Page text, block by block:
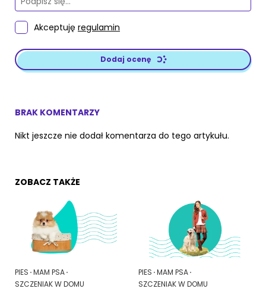
Akceptuję regulamin
Dodaj ocenę
BRAK KOMENTARZY
Nikt jeszcze nie dodał komentarza do tego artykułu.
ZOBACZ TAKŻE
PIES MAM PSA
SZCZENIAK W DOMU
PIES MAM PSA
SZCZENIAK W DOMU